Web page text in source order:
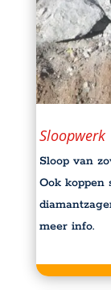
Sloopwerk
Sloop van
Ook koppen
meer info.